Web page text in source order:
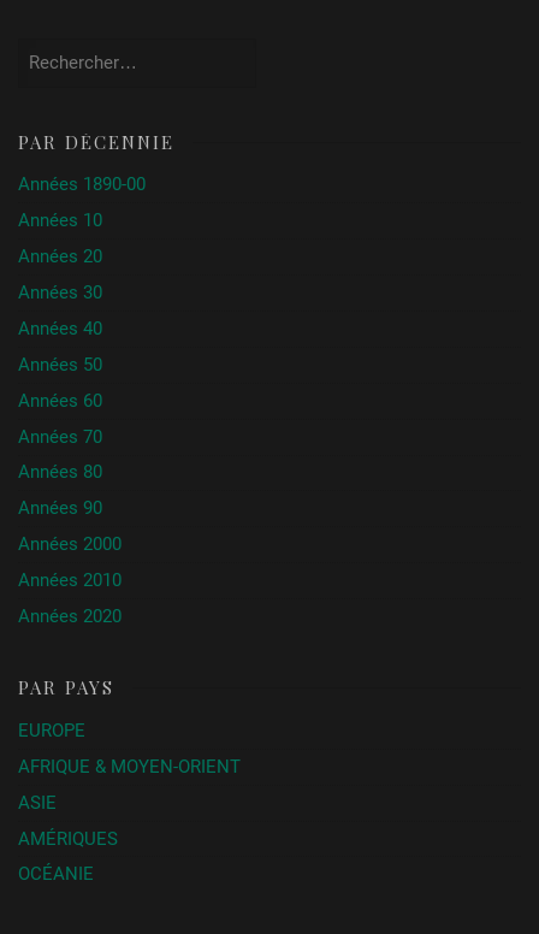
PAR DÉCENNIE
Années 1890-00
Années 10
Années 20
Années 30
Années 40
Années 50
Années 60
Années 70
Années 80
Années 90
Années 2000
Années 2010
Années 2020
PAR PAYS
EUROPE
AFRIQUE & MOYEN-ORIENT
ASIE
AMÉRIQUES
OCÉANIE